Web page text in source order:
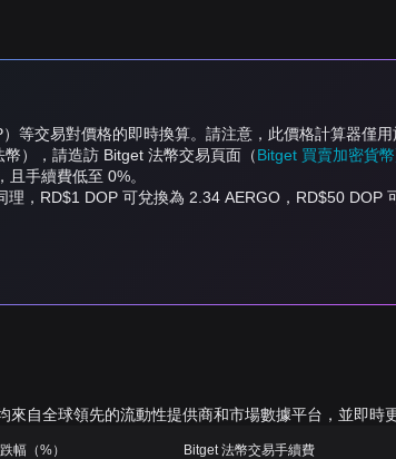
交易對價格的即時換算。請注意，此價格計算器僅
），請造訪 Bitget 法幣交易頁面（Bitget 買賣加密貨
手續費低至 0%。
，RD$1 DOP 可兌換為 2.34 AERGO，RD$50 DOP
自全球領先的流動性提供商和市場數據平台，並即時更
幅（%） Bitget 法幣交易手續費